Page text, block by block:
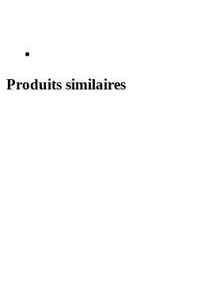
Produits similaires